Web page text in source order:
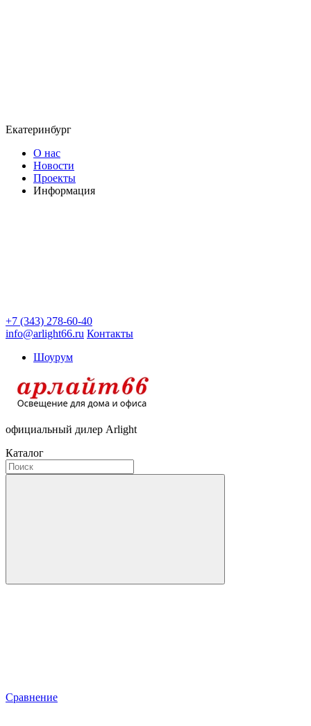
Екатеринбург
О нас
Новости
Проекты
Информация
+7 (343) 278-60-40
info@arlight66.ru Контакты
Шоурум
официальный дилер Arlight
Каталог
Сравнение